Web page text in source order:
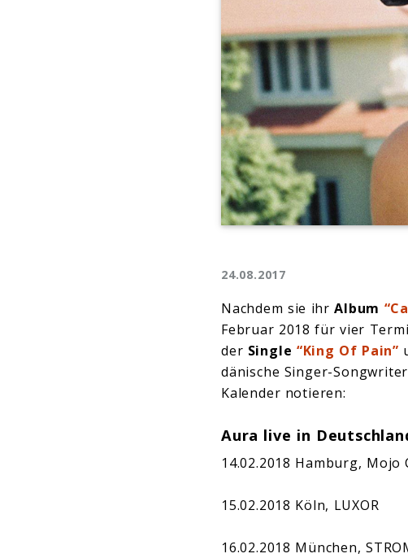
24.08.2017
Nachdem sie ihrAlbum
Februar 2018 für vier
der Single “King Of Pain”
dänische Singer-
Kalender notieren:
Aura live in
14.02.2018 Hamburg, Mojo
15.02.2018 Köln, LUXOR
16.02.2018 München,